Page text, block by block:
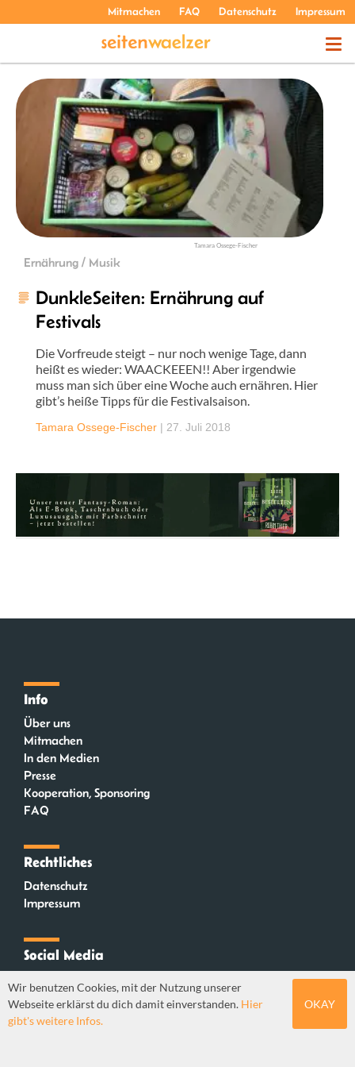
Mitmachen FAQ Datenschutz Impressum
THEMEN
PODCASTS
ÜBER UNS
Tamara Ossege-Fischer
Ernährung / Musik
DunkleSeiten: Ernährung auf
Festivals
Die Vorfreude steigt – nur noch wenige Tage, dann
heißt es wieder: WAACKEEEN!! Aber irgendwie
muss man sich über eine Woche auch ernähren. Hier
gibt’s heiße Tipps für die Festivalsaison.
Tamara Ossege-Fischer | 27. Juli 2018
Info
Über uns
Mitmachen
In den Medien
Presse
Kooperation, Sponsoring
FAQ
Rechtliches
Datenschutz
Impressum
Social Media
Mastodon
Wir benutzen Cookies, mit der Nutzung unserer
Webseite erklärst du dich damit einverstanden. Hier
gibt's weitere Infos.
OKAY